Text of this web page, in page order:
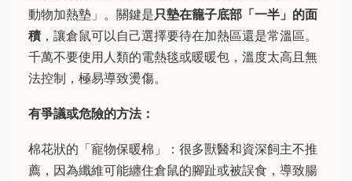
動物加熱墊」。關鍵是只墊在籠子底部「一半」的面
積 ，讓倉鼠可以自己選擇要待在加熱區還是常溫區。
千萬不要使用人類的電熱毯或暖暖包，溫度太高且無
法控制，極易導致燙傷。
有爭議或危險的方法：
棉花狀的「寵物保暖棉」：很多獸醫和資深飼主不推
薦，因為纖維可能纏住倉鼠的腳趾或被誤食，導致腸